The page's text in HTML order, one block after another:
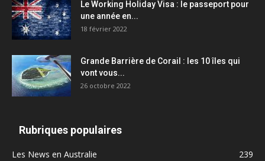
Le Working Holiday Visa : le passeport pour
une année en...
18 février 2022
Grande Barrière de Corail : les 10 îles qui
vont vous...
26 octobre 2022
Rubriques populaires
Les News en Australie
239